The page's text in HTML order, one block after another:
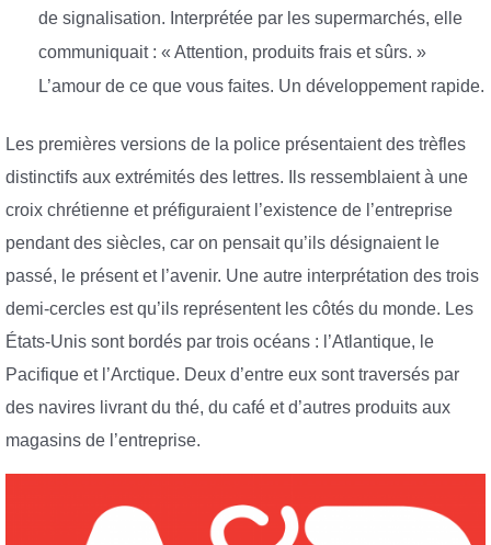
de signalisation. Interprétée par les supermarchés, elle
communiquait : « Attention, produits frais et sûrs. »
L’amour de ce que vous faites. Un développement rapide.
Les premières versions de la police présentaient des trèfles
distinctifs aux extrémités des lettres. Ils ressemblaient à une
croix chrétienne et préfiguraient l’existence de l’entreprise
pendant des siècles, car on pensait qu’ils désignaient le
passé, le présent et l’avenir. Une autre interprétation des trois
demi-cercles est qu’ils représentent les côtés du monde. Les
États-Unis sont bordés par trois océans : l’Atlantique, le
Pacifique et l’Arctique. Deux d’entre eux sont traversés par
des navires livrant du thé, du café et d’autres produits aux
magasins de l’entreprise.